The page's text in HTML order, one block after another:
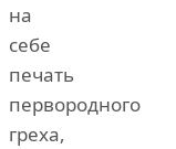
на
себе
печать
первородного
греха,